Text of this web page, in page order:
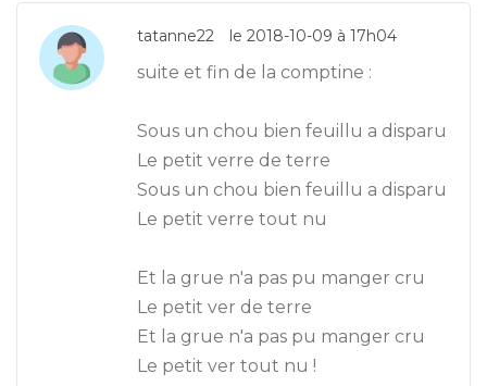
tatanne22 le 2018-10-09 à 17h04
suite et fin de la comptine :
Sous un chou bien feuillu a disparu
Le petit verre de terre
Sous un chou bien feuillu a disparu
Le petit verre tout nu
Et la grue n'a pas pu manger cru
Le petit ver de terre
Et la grue n'a pas pu manger cru
Le petit ver tout nu !